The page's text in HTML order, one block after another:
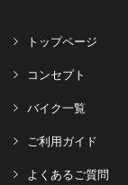
トップページ
コンセプト
バイク一覧
ご利用ガイド
よくあるご質問